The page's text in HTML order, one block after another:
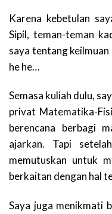
Karena kebetulan
Sipil, teman-teman
saya tentang keilmuan
he he…
Semasa kuliah dulu,
privat Matematika-
berencana berbagi
ajarkan. Tapi
memutuskan untuk
berkaitan dengan hal
Saya juga menikmati